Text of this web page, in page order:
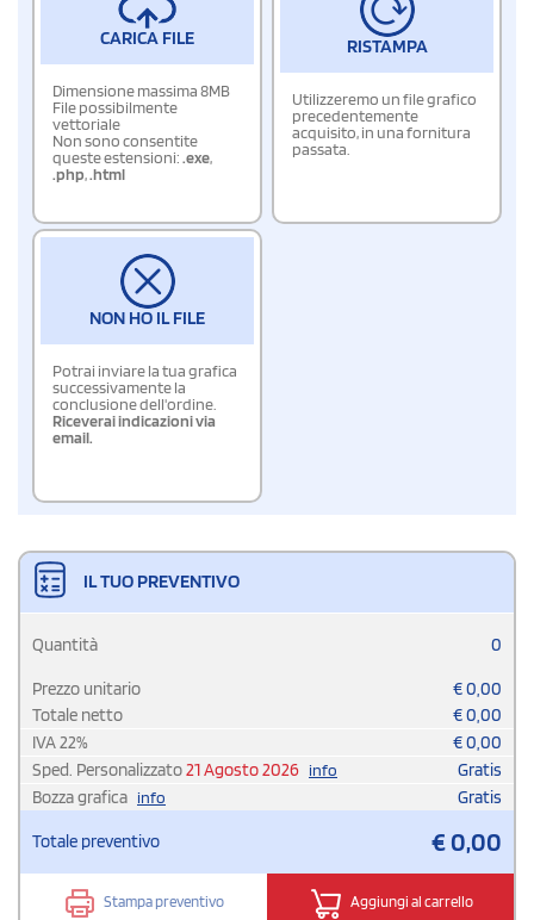
CARICA FILE
Dimensione massima 8MB
File possibilmente
vettoriale
Non sono consentite
queste estensioni:.exe,
.php,.html
RISTAMPA
Utilizzeremo un file grafico
precedentemente
acquisito, in una fornitura
passata.
NON HO IL FILE
Potrai inviare la tua grafica
successivamente la
conclusione dell'ordine.
Riceverai indicazioni via
email.
IL TUO PREVENTIVO
Quantità 0
Prezzo unitario €0,00
Totale netto
€0,00
IVA22% €0,00
Sped. Personalizzato21 Agosto 2026 info
Gratis
Bozza grafica info Gratis
Totale preventivo €0,00
Stampa preventivo Aggiungi al carrello